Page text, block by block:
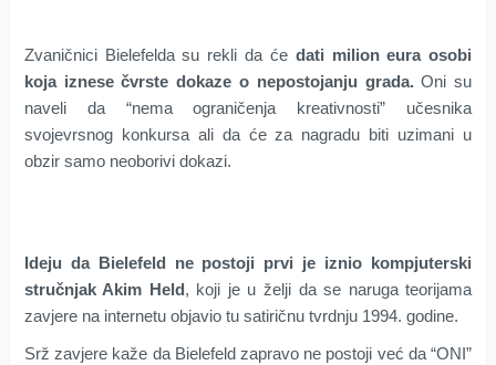
Zvaničnici Bielefelda su rekli da će dati milion eura osobi
koja iznese čvrste dokaze o nepostojanju grada.Oni su
naveli da “nema ograničenja kreativnosti” učesnika
svojevrsnog konkursa ali da će za nagradu biti uzimani u
obzir samo neoborivi dokazi.
Ideju da Bielefeld ne postoji prvi je iznio kompjuterski
stručnjak Akim Held, koji je u želji da se naruga teorijama
zavjere na internetu objavio tu satiričnu tvrdnju 1994. godine.
Srž zavjere kaže da Bielefeld zapravo ne postoji već da “ONI”